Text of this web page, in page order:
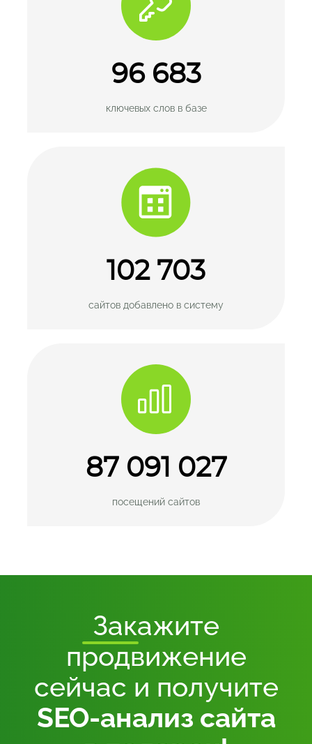
96 683
ключевых словв базе
102 703
сайтов добавлено в систему
87 091 027
посещений сайтов
Закажите
продвижение
сейчас и получите
SEO-анализ сайта